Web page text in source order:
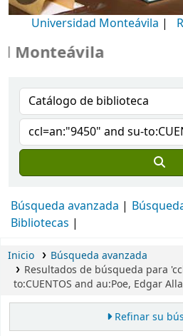
Universidad Monteávila |
Búsqueda avanzada
Bibliotecas
Inicio
Búsqueda avanzada
Resultados de búsqueda para
to:CUENTOS and au:Poe, Edgar
Refinar su